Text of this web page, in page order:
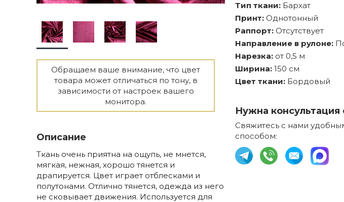
Обращаем ваше внимание, что цвет
товара может отличаться по тону, в
зависимости от настроек вашего
монитора.
Описание
Ткань очень приятна на ощупь, не мнется,
мягкая, нежная, хорошо тянется и
драпируется. Цвет играет отблесками и
полутонами. Отлично тянется, одежда из него
не сковывает движения. Используется для
Тип ткани: Бархат
Принт: Однотонный
Раппорт: Отсутствует
Направление в рулоне:
Нарезка: от 0,5 м
Ширина: 150 см
Цвет ткани: Бордовый
Нужна консультация
Свяжитесь с нами
способом: